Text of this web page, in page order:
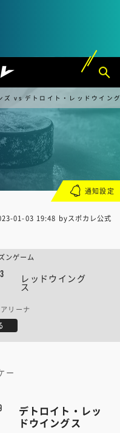
ズ vs デトロイト・レッドウイン
01-03 19:48 byスポカレ公式
レッドウイング
ス
ゲーム
リーナ
ー
デトロイト・レッ
ドウイングス
通知設定